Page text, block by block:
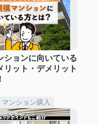
ションに向いている
リット・デメリット
ンション購入